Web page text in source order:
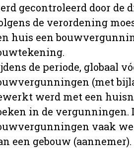
gecontroleerd door de
de verordening
huis een
de periode, globaal
(met
werd met een
in de vergunningen.
vaak
een gebouw (aannemer).